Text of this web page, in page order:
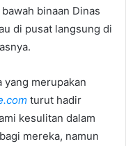
binaan Dinas
di pusat langsung di
yang merupakan
turut hadir
kesulitan dalam
mereka, namun